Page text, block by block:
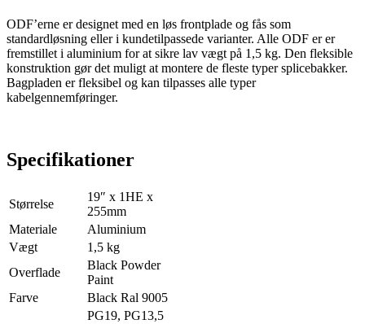
ODF’erne er designet med en løs frontplade og fås som
standardløsning eller i kundetilpassede varianter. Alle ODF er er
fremstillet i aluminium for at sikre lav vægt på 1,5 kg. Den fleksible
konstruktion gør det muligt at montere de fleste typer splicebakker.
Bagpladen er fleksibel og kan tilpasses alle typer
kabelgennemføringer.
Specifikationer
Størrelse
19″ x 1HE x
255mm
Materiale
Aluminium
Vægt
1,5 kg
Overflade
Black Powder
Paint
Farve
Black Ral 9005
PG19, PG13,5